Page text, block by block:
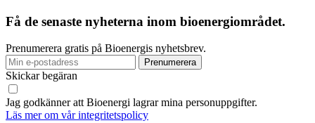
Få de senaste nyheterna inom bioenergiområdet.
Prenumerera gratis på Bioenergis nyhetsbrev.
Skickar begäran
Jag godkänner att Bioenergi lagrar mina personuppgifter.
Läs mer om vår integritetspolicy